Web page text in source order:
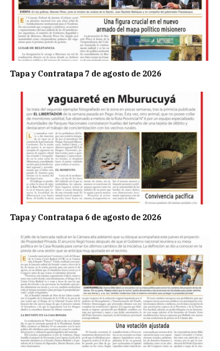
Tapa y Contratapa 7 de agosto de 2026
Tapa y Contratapa 6 de agosto de 2026